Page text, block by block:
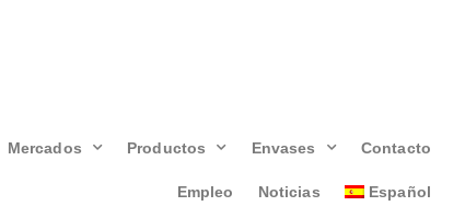
Mercados Productos Envases Contacto
Empleo Noticias Español